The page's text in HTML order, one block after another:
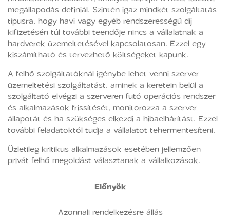
megállapodás definiál. Szintén igaz mindkét szolgáltatás
típusra, hogy havi vagy egyéb rendszerességű díj
kifizetésén túl további teendője nincs a vállalatnak a
hardverek üzemeltetésével kapcsolatosan. Ezzel egy
kiszámítható és tervezhető költségeket kapunk.
A felhő szolgáltatóknál igénybe lehet venni szerver
üzemeltetési szolgáltatást, aminek a keretein belül a
szolgáltató elvégzi a szerveren futó operációs rendszer
és alkalmazások frissítését, monitorozza a szerver
állapotát és ha szükséges elkezdi a hibaelhárítást. Ezzel
további feladatoktól tudja a vállalatot tehermentesíteni.
Üzletileg kritikus alkalmazások esetében jellemzően
privát felhő megoldást választanak a vállalkozások.
Előnyök
Azonnali rendelkezésre állás